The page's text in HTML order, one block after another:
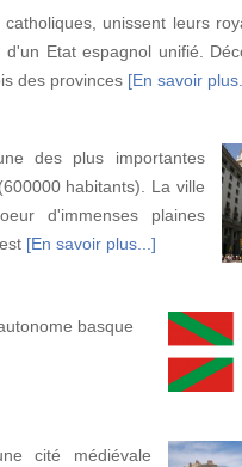
unissent leurs
d'un Etat espagnol unifié.
des provinces [En savoir
des plus importantes
habitants). La ville
d'immenses plaines
[En savoir plus...]
basque
cité médiévale